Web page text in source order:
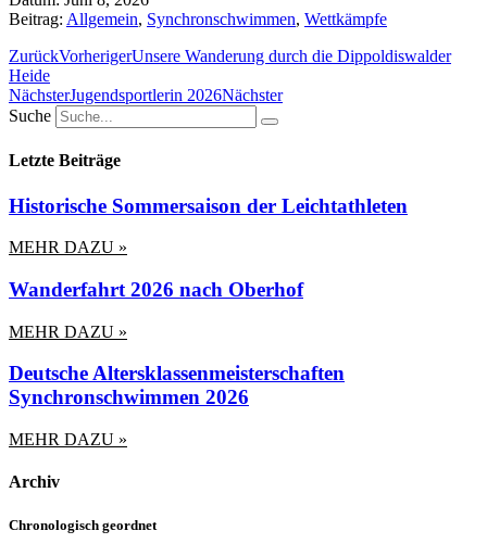
Beitrag: Allgemein, Synchronschwimmen, Wettkämpfe
ZurückVorherigerUnsere Wanderung durch die Dippoldiswalder
Heide
NächsterJugendsportlerin 2026Nächster
Suche
Letzte Beiträge
Historische Sommersaison der Leichtathleten
MEHR DAZU »
Wanderfahrt 2026 nach Oberhof
MEHR DAZU »
Deutsche Altersklassenmeisterschaften
Synchronschwimmen 2026
MEHR DAZU »
Archiv
Chronologisch geordnet